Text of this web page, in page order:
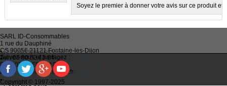
Soyez le premier à donner votre avis sur ce produit et
SARL ID-Consommables
1 rue du Dauphiné
CS 90056 21121Fontaine-les-Dijon
Tel :03 80 52 63 64
Fax :03 80 58 81 10
Email : idc@imprimantes.fr
•Qui sommes-nous ?
•Recycler ses cartouches usagées
• Bien choisir ses cartouches d'encre
•
Conditions générales de vente
•Plan du site
Suivez-nous et partagez :
Consent Preferences
Copyright © 1997-2025